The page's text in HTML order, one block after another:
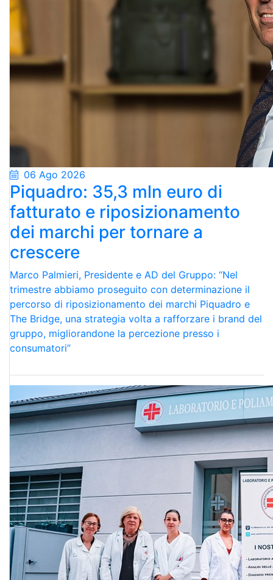
06 Ago 2026
Piquadro: 35,3 mln euro di
fatturato e riposizionamento
dei marchi per tornare a
crescere
Marco Palmieri, Presidente e AD del Gruppo: “Nel
trimestre abbiamo proseguito con determinazione il
percorso di riposizionamento dei marchi Piquadro e
The Bridge, una strategia volta a rafforzare i brand del
gruppo, migliorandone la percezione presso i
consumatori”